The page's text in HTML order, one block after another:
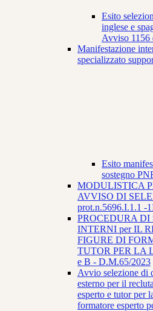
Esito
inglese e
Avviso 1156
Manifestazione
specializzato
Esito
sostegno
MODULISTICA
AVVISO DI
prot.n.5696.I.1.1 -
PROCEDURA
INTERNI per IL
FIGURE DI
TUTOR PER LA
e B - D.M.65/2023
Avvio selezione di
esterno per il
esperto e tutor per
formatore esperto